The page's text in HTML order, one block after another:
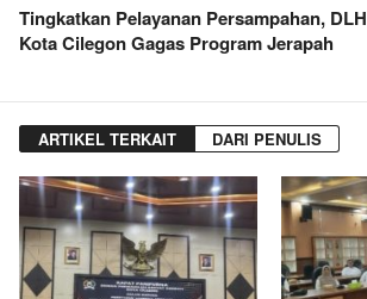
Tingkatkan Pelayanan Persampahan, DLH
Kota Cilegon Gagas Program Jerapah
ARTIKEL TERKAIT DARI PENULIS